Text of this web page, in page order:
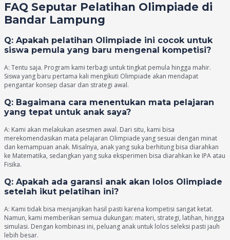
FAQ Seputar Pelatihan Olimpiade di
Bandar Lampung
Q: Apakah pelatihan Olimpiade ini cocok untuk
siswa pemula yang baru mengenal kompetisi?
A: Tentu saja. Program kami terbagi untuk tingkat pemula hingga mahir.
Siswa yang baru pertama kali mengikuti Olimpiade akan mendapat
pengantar konsep dasar dan strategi awal.
Q: Bagaimana cara menentukan mata pelajaran
yang tepat untuk anak saya?
A: Kami akan melakukan asesmen awal. Dari situ, kami bisa
merekomendasikan mata pelajaran Olimpiade yang sesuai dengan minat
dan kemampuan anak. Misalnya, anak yang suka berhitung bisa diarahkan
ke Matematika, sedangkan yang suka eksperimen bisa diarahkan ke IPA atau
Fisika.
Q: Apakah ada garansi anak akan lolos Olimpiade
setelah ikut pelatihan ini?
A: Kami tidak bisa menjanjikan hasil pasti karena kompetisi sangat ketat.
Namun, kami memberikan semua dukungan: materi, strategi, latihan, hingga
simulasi. Dengan kombinasi ini, peluang anak untuk lolos seleksi pasti jauh
lebih besar.